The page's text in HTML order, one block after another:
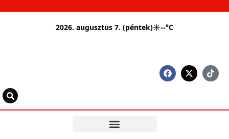
2026. augusztus 7. (péntek)☀--°C